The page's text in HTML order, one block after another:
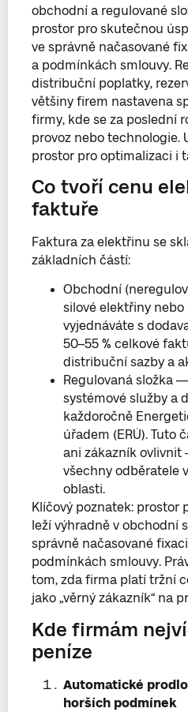
obchodní a regulované
prostor pro skutečnou
ve správně načasované
a podmínkách smlouvy.
distribuční poplatky,
většiny firem nastavena
firmy, kde se za poslední
provoz nebo technologie.
prostor pro optimalizaci i
Co tvoří cenu
faktuře
Faktura za elektřinu se
základních částí:
Obchodní
silové elektřiny nebo
vyjednáváte s
50–55 % celkové
distribuční sazby a
Regulovaná složka
systémové služby a
každoročně
úřadem (ERÚ). Tuto
ani zákazník ovlivnit
všechny odběratele
oblasti.
Klíčový poznatek: prostor
leží výhradně v obchodní
správně načasované
podmínkách smlouvy.
tom, zda firma platí tržní
jako „věrný zákazník“ na
Kde firmám
peníze
Automatické
horších podmínek